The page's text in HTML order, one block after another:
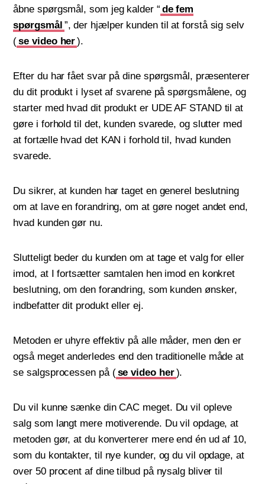
åbne spørgsmål, som jeg kalder “ de fem
spørgsmål ”, der hjælper kunden til at forstå sig selv
(se video her).
Efter du har fået svar på dine spørgsmål, præsenterer
du dit produkt i lyset af svarene på spørgsmålene, og
starter med hvad dit produkt er UDE AF STAND til at
gøre i forhold til det, kunden svarede, og slutter med
at fortælle hvad det KAN i forhold til, hvad kunden
svarede.
Du sikrer, at kunden har taget en generel beslutning
om at lave en forandring, om at gøre noget andet end,
hvad kunden gør nu.
Slutteligt beder du kunden om at tage et valg for eller
imod, at I fortsætter samtalen hen imod en konkret
beslutning, om den forandring, som kunden ønsker,
indbefatter dit produkt eller ej.
Metoden er uhyre effektiv på alle måder, men den er
også meget anderledes end den traditionelle måde at
se salgsprocessen på (se video her).
Du vil kunne sænke din CAC meget. Du vil opleve
salg som langt mere motiverende. Du vil opdage, at
metoden gør, at du konverterer mere end én ud af 10,
som du kontakter, til nye kunder, og du vil opdage, at
over 50 procent af dine tilbud på nysalg bliver til